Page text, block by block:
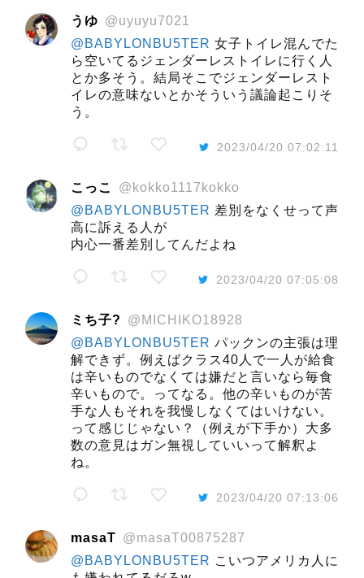
うゆ @uyuyu7021
@BABYLONBU5TER 女子トイレ混んでた
ら空いてるジェンダーレストイレに行く人
とか多そう。結局そこでジェンダーレスト
イレの意味ないとかそういう議論起こりそ
う。
2023/04/20 07:02:11
こっこ
@kokko1117kokko
@BABYLONBU5TER 差別をなくせって声
高に訴える人が
内心一番差別してんだよね
2023/04/20 07:05:08
ミち子?
@MICHIKO18928
@BABYLONBU5TER パックンの主張は理
解できず。例えばクラス40人で一人が給食
は辛いものでなくては嫌だと言いなら毎食
辛いもので。ってなる。他の辛いものが苦
手な人もそれを我慢しなくてはいけない。
って感じじゃない？（例えが下手か）大多
数の意見はガン無視していいって解釈よ
ね。
2023/04/20 07:13:06
masaT @masaT00875287
@BABYLONBU5TER こいつアメリカ人に